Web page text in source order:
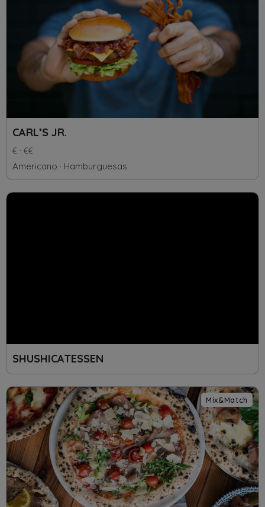
CARL’S JR.
Americano Hamburguesas
SHUSHICATESSEN
Mix&Match